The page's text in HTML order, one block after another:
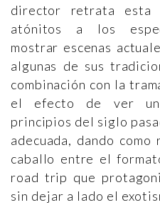
director retrata esta
atónitos a los
mostrar escenas
algunas de sus
combinación con la
el efecto de ver
principios del siglo
adecuada, dando
caballo entre el
road trip que
sin dejar a lado el